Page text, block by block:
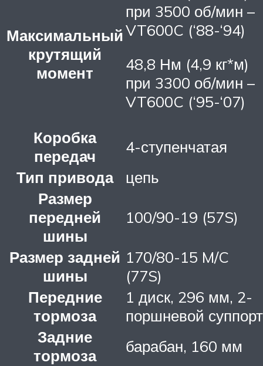
Максимальный
крутящий
момент
при 3500 об/мин –
VT600C (‘88-‘94)
48,8 Нм (4,9 кг*м)
при 3300 об/мин –
VT600C (‘95-‘07)
Коробка
передач
4-ступенчатая
Тип привода
цепь
Размер
передней
шины
100/90-19 (57S)
Размер задней
шины
170/80-15 M/C
(77S)
Передние
тормоза
1 диск, 296 мм, 2-
поршневой суппорт
Задние
тормоза
барабан, 160 мм